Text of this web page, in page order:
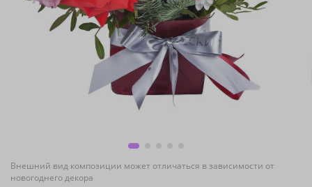
Внешний вид композиции может отличаться в зависимости от
новогоднего декора